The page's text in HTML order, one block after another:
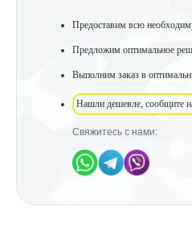
Предоставим всю
Предложим оптимальное
Выполним заказ в
Нашли дешевле, сообщите
Свяжитесь с нами: